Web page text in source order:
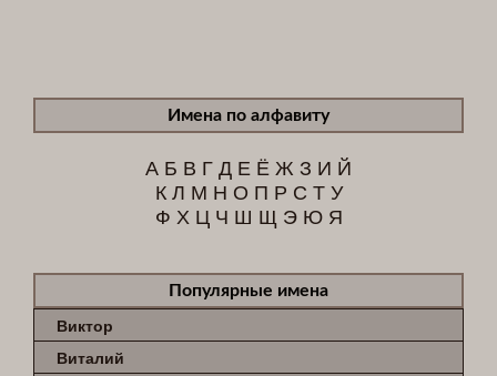
Имена по алфавиту
А Б В ГД Е Ё Ж З И Й
К Л М Н О П Р С Т У
Ф Х Ц Ч Ш Щ Э Ю Я
Популярные имена
Виктор
Виталий